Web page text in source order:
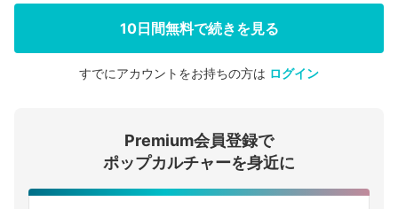
会員登録する
ログインする
10日間無料で続きを見る
すでにアカウントをお持ちの方は ログイン
Premium会員登録で
ポップカルチャーを身近に